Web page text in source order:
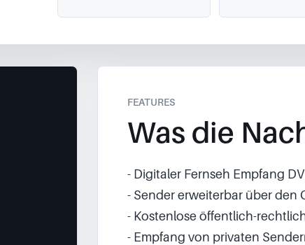
FEATURES
Was die
- Digitaler Fernseh Empfang
- Sender erweiterbar über den
- Kostenlose öffentlich-
- Empfang von privaten